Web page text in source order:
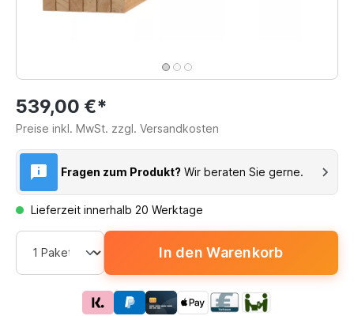
539,00 €*
Preise inkl. MwSt. zzgl. Versandkosten
Fragen zum Produkt? Wir beraten Sie gerne.
Lieferzeit innerhalb 20 Werktage
In den Warenkorb